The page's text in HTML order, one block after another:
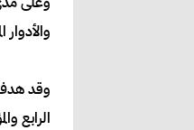
وقد هدف
الرابع